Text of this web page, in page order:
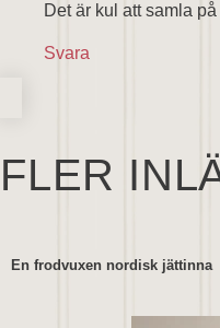
Det är kul att samla
Svara
FLER
En frodvuxen nordisk jättinna